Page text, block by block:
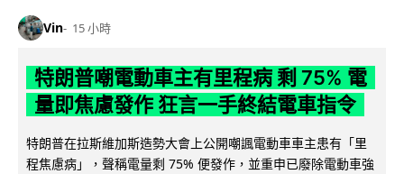
Vin 15 小時
特朗普嘲電動車主有里程病 剩 75% 電
量即焦慮發作 狂言一手終結電車指令
特朗普在拉斯維加斯造勢大會上公開嘲諷電動車車主患有「里
程焦慮病」，聲稱電量剩 75% 便發作，並重申已廢除電動車強